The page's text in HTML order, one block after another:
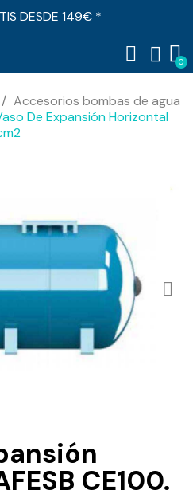
DESDE 149€ *
Accesorios bombas de agua
De Expansión Horizontal
CE100.